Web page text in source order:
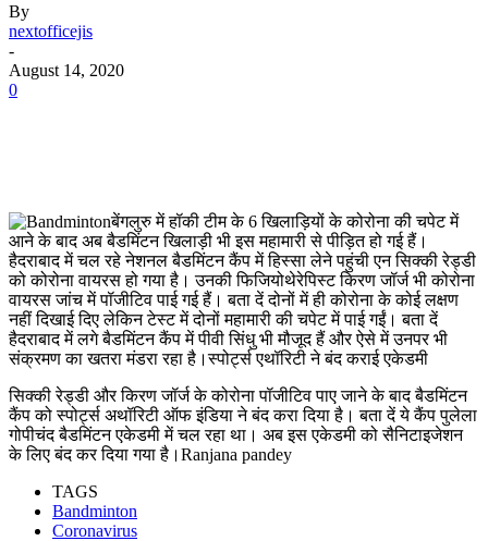
By
nextofficejis
-
August 14, 2020
0
बेंगलुरु में हॉकी टीम के 6 खिलाड़ियों के कोरोना की चपेट में
आने के बाद अब बैडमिंटन खिलाड़ी भी इस महामारी से पीड़ित हो गई हैं।
हैदराबाद में चल रहे नेशनल बैडमिंटन कैंप में हिस्सा लेने पहुंची एन सिक्की रेड्डी
को कोरोना वायरस हो गया है। उनकी फिजियोथेरेपिस्ट किरण जॉर्ज भी कोरोना
वायरस जांच में पॉजीटिव पाई गई हैं। बता दें दोनों में ही कोरोना के कोई लक्षण
नहीं दिखाई दिए लेकिन टेस्ट में दोनों महामारी की चपेट में पाई गईं। बता दें
हैदराबाद में लगे बैडमिंटन कैंप में पीवी सिंधु भी मौजूद हैं और ऐसे में उनपर भी
संक्रमण का खतरा मंडरा रहा है।स्पोर्ट्स एथॉरिटी ने बंद कराई एकेडमी
सिक्की रेड्डी और किरण जॉर्ज के कोरोना पॉजीटिव पाए जाने के बाद बैडमिंटन
कैंप को स्पोर्ट्स अथॉरिटी ऑफ इंडिया ने बंद करा दिया है। बता दें ये कैंप पुलेला
गोपीचंद बैडमिंटन एकेडमी में चल रहा था। अब इस एकेडमी को सैनिटाइजेशन
के लिए बंद कर दिया गया है।Ranjana pandey
TAGS
Bandminton
Coronavirus